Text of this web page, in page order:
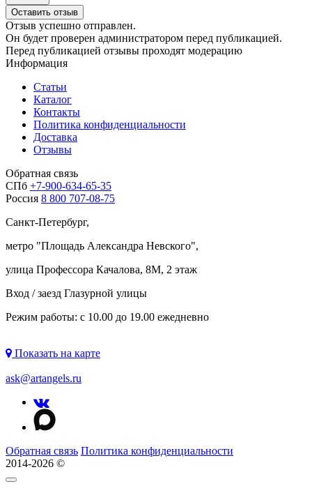
Оставить отзыв
Отзыв успешно отправлен.
Он будет проверен администратором перед публикацией.
Перед публикацией отзывы проходят модерацию
Информация
Статьи
Каталог
Контакты
Политика конфиденциальности
Доставка
Отзывы
Обратная связь
СПб +7-900-634-65-35
Россия 8 800 707-08-75
Санкт-Петербург,
метро "Площадь Александра Невского",
улица Профессора Качалова, 8М, 2 этаж
Вход / заезд Глазурной улицы
Режим работы: с 10.00 до 19.00 ежедневно
Показать на карте
ask@artangels.ru
Обратная связь Политика конфиденциальности
2014-2026 ©